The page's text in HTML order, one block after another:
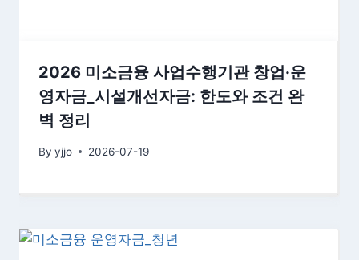
2026 미소금융 사업수행기관 창업·운
영자금_시설개선자금: 한도와 조건 완
벽 정리
By yjjo 2026-07-19